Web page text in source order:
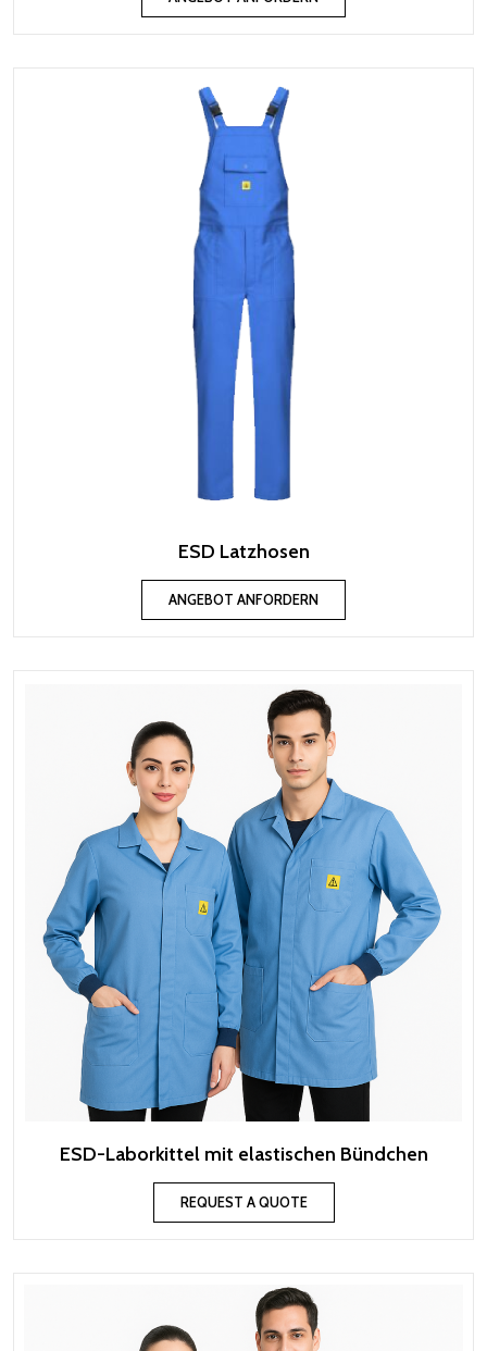
ESD Latzhosen
ANGEBOT ANFORDERN
ESD-Laborkittel mit elastischen Bündchen
REQUEST A QUOTE